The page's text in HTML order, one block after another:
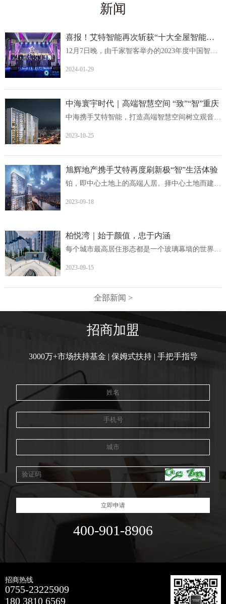
新闻
喜报！艾特智能再次斩获“十大全屋智能家居品牌
2024-01-29
中海寰宇时代｜高端智慧空间 “致”“智”重庆
2023-10-25
旭辉地产携手艾特再度刷新极“智”生活体验
2023-09-18
柏悦湾｜始于颜值，忠于内涵
2023-09-15
全部新闻 >
招商加盟
3000万+市场扶持基金 | 保姆式扶持 | 手把手指导
立即申请
400-901-8906
招商热线
0755-23225909
180 3810 6569